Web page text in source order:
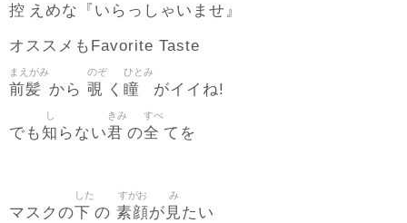
控 えめな『いらっしゃいませ』
オススメもFavorite Taste
前髪
まえがみ
から 覗
のぞ
く 瞳
ひとみ
がイイね!
でも知
し
らない君
きみ
の全
すべ
てを
マスクの下
した
の 素顔
すがお
が 見
み
たい